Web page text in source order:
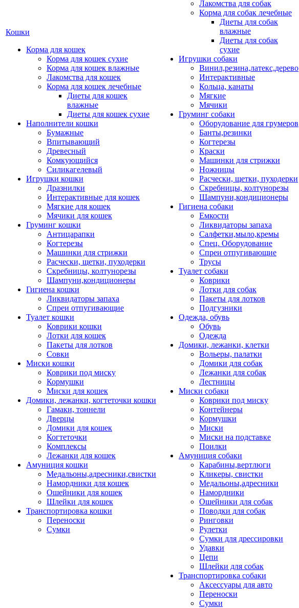
Кошки
Корма для кошек
Корма для кошек сухие
Корма для кошек влажные
Лакомства для кошек
Корма для кошек лечебные
Диеты для кошек
влажные
Диеты для кошек сухие
Наполнители кошки
Бумажные
Впитывающий
Древесный
Комкующийся
Силикагелевый
Игрушки кошки
Дразнилки
Интерактивные для кошек
Мягкие для кошек
Мячики для кошек
Груминг кошки
Антицарапки
Когтерезы
Машинки для стрижки
Расчески, щетки, пуходерки
Скребницы, колтунорезы
Шампуни,кондиционеры
Гигиена кошки
Ликвидаторы запаха
Спреи отпугивающие
Туалет кошки
Коврики кошки
Лотки для кошек
Пакеты для лотков
Совки
Миски кошки
Коврики под миску
Кормушки
Миски для кошек
Домики, лежанки, когтеточки кошки
Гамаки, тоннели
Дверцы
Домики для кошек
Когтеточки
Комплексы
Лежанки для кошек
Амуниция кошки
Медальоны,адресники,свистки
Намордники для кошек
Ошейники для кошек
Шлейки для кошек
Транспортировка кошки
Переноски
Сумки
Лакомства для собак
Корма для собак лечебные
Диеты для собак
влажные
Диеты для собак
сухие
Игрушки собаки
Винил,резина,латекс,дерево
Интерактивные
Кольца, канаты
Мягкие
Мячики
Груминг собаки
Оборудование для грумеров
Банты,резинки
Когтерезы
Краски
Машинки для стрижки
Ножницы
Расчески, щетки, пуходерки
Скребницы, колтунорезы
Шампуни,кондиционеры
Гигиена собаки
Емкости
Ликвидаторы запаха
Салфетки,мыло,кремы
Спец. Оборудование
Спреи отпугивающие
Трусы
Туалет собаки
Коврики
Лотки для собак
Пакеты для лотков
Подгузники
Одежда, обувь
Обувь
Одежда
Домики, лежанки, клетки
Вольеры, палатки
Домики для собак
Лежанки для собак
Лестницы
Миски собаки
Коврики под миску
Контейнеры
Кормушки
Миски
Миски на подставке
Поилки
Амуниция собаки
Карабины,вертлюги
Кликеры, свистки
Медальоны,адресники
Намордники
Ошейники для собак
Поводки для собак
Ринговки
Рулетки
Сумки для дрессировки
Удавки
Цепи
Шлейки для собак
Транспортировка собаки
Аксессуары для авто
Переноски
Сумки